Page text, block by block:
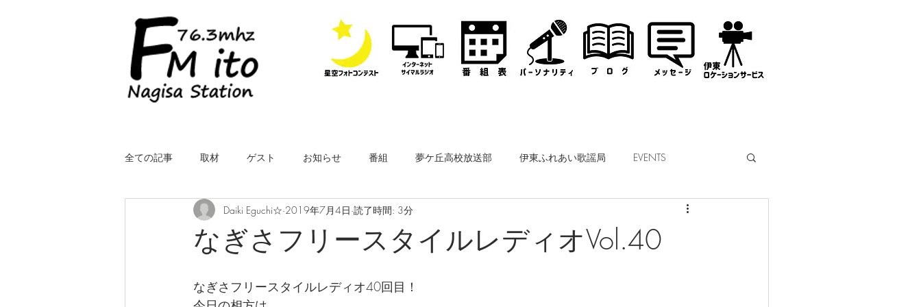
全ての記事 取材 ゲスト お知らせ 番組 夢ケ丘高校放送部 伊東ふれあい歌謡局 EVENTS
LIVE（中継） 星空スケッチ なぎさ・フリースタイルレディオ
なぎさフリースタイルレディオVol.40
Daiki Eguchi☆ 2019年7月4日 読了時間: 3分
なぎさフリースタイルレディオ40回目！